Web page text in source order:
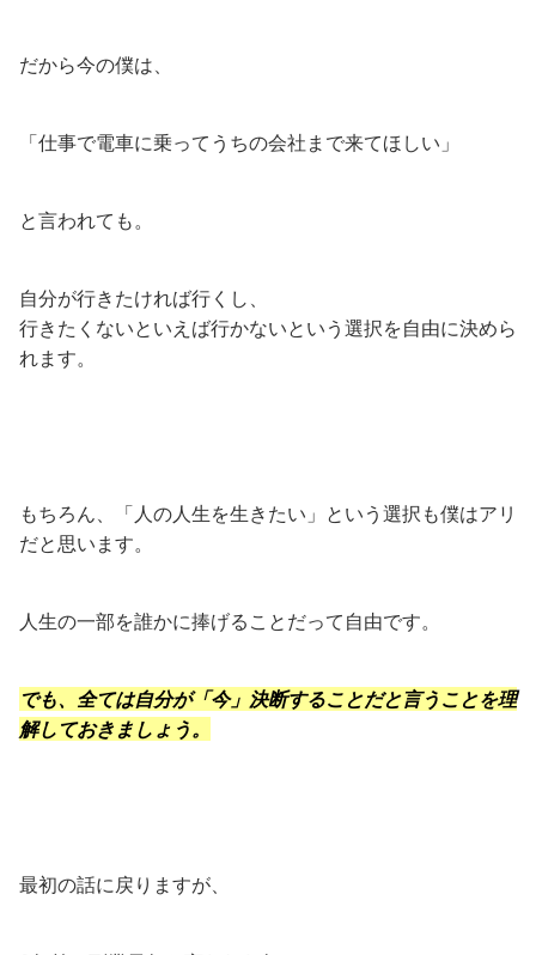
だから今の僕は、
「仕事で電車に乗ってうちの会社まで来てほしい」
と言われても。
自分が行きたければ行くし、
行きたくないといえば行かないという選択を自由に決めら
れます。
もちろん、「人の人生を生きたい」という選択も僕はアリ
だと思います。
人生の一部を誰かに捧げることだって自由です。
でも、全ては自分が「今」決断することだと言うことを理
解しておきましょう。
最初の話に戻りますが、